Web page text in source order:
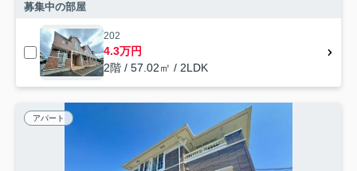
募集中の部屋
202
4.3万円
2階 / 57.02㎡ / 2LDK
アパート